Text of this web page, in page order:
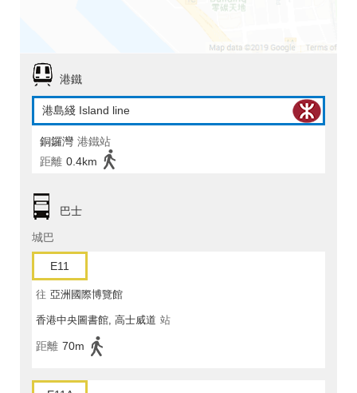
港鐵
港島綫 Island line
銅鑼灣 港鐵站
距離 0.4km
巴士
城巴
E11
往 亞洲國際博覽館
香港中央圖書館, 高士威道 站
距離 70m